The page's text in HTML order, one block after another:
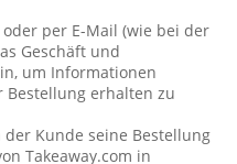
per E-Mail (wie bei der
Geschäft und
um Informationen
erhalten zu
Kunde seine Bestellung
Takeaway.com in